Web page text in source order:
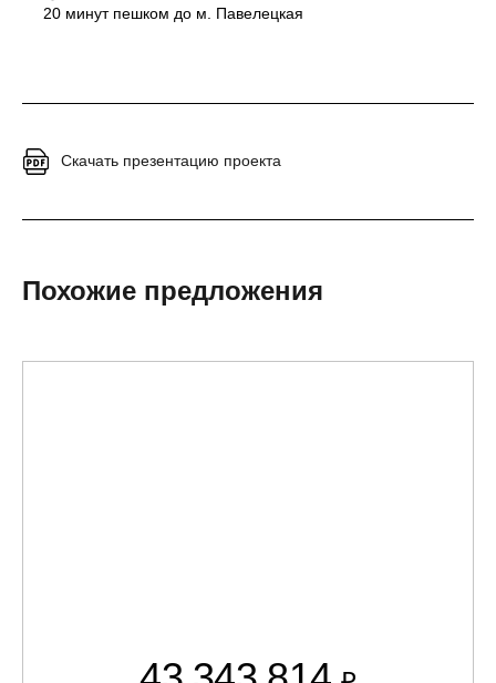
20 минут пешком до м. Павелецкая
Скачать презентацию проекта
Похожие предложения